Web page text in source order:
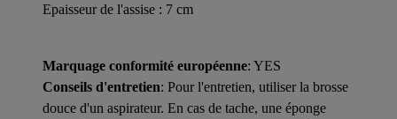
Epaisseur de l'assise : 7 cm
Marquage conformité européenne: YES
Conseils d'entretien: Pour l'entretien, utiliser la brosse
douce d'un aspirateur. En cas de tache, une éponge